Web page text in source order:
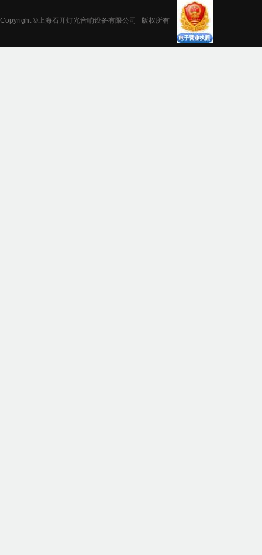
Copyright ©上海石开灯光音响设备有限公司 版权所有